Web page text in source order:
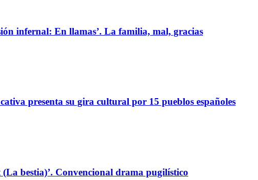
infernal: En llamas’. La familia, mal, gracias
presenta su gira cultural por 15 pueblos españoles
(La bestia)’. Convencional drama pugilístico